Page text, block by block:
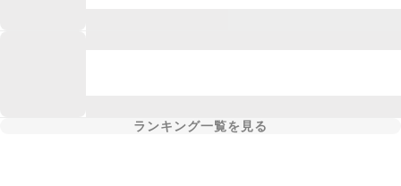
ランキング一覧を見る